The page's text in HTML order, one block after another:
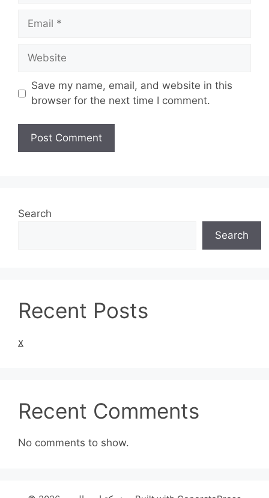
Email
Website
Save my name, email, and website in this
browser for the next time I comment.
Search
Search
Recent Posts
x
Recent Comments
No comments to show.